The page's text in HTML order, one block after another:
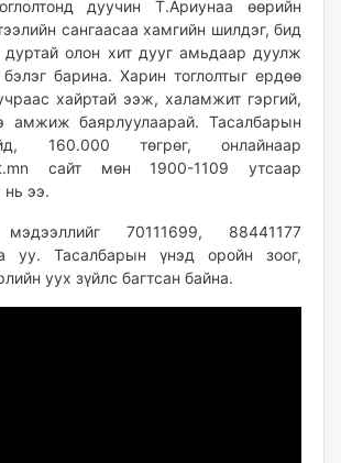
дуучин Т.Ариунаа өөрийн
сангаасаа хамгийн шилдэг, бид
дуртай олон хит дууг амьдаар дуулж
бэлэг барина. Харин тоглолтыг ердөө
хайртай ээж, халамжит гэргий,
амжиж баярлуулаарай. Тасалбарын
160.000 төгрөг, онлайнаар
сайт мөн 1900-1109 утсаар
нь ээ.
мэдээллийг 70111699, 88441177
уу. Тасалбарын үнэд оройн зоог,
уух зүйлс багтсан байна.